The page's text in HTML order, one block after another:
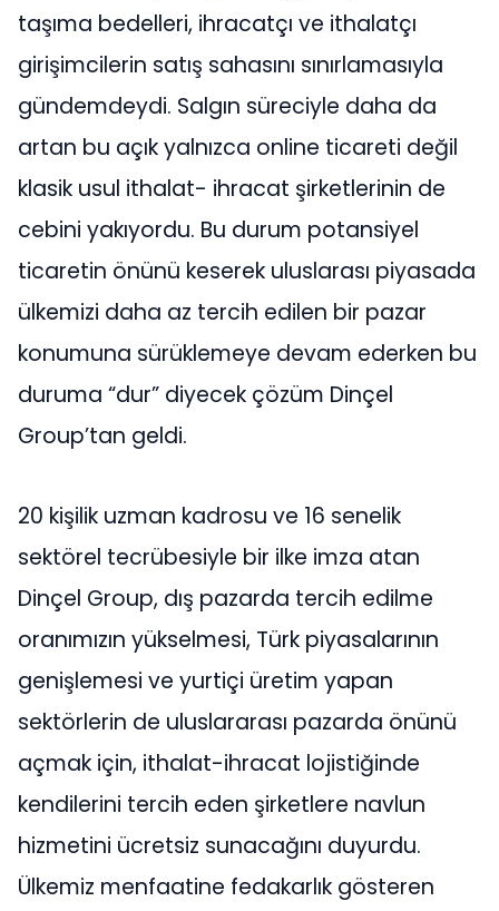
taşıma bedelleri, ihracatçı ve ithalatçı
girişimcilerin satış sahasını sınırlamasıyla
gündemdeydi. Salgın süreciyle daha da
artan bu açık yalnızca online ticareti değil
klasik usul ithalat- ihracat şirketlerinin de
cebini yakıyordu. Bu durum potansiyel
ticaretin önünü keserek uluslarası piyasada
ülkemizi daha az tercih edilen bir pazar
konumuna sürüklemeye devam ederken bu
duruma “dur” diyecek çözüm Dinçel
Group’tan geldi.
20 kişilik uzman kadrosu ve 16 senelik
sektörel tecrübesiyle bir ilke imza atan
Dinçel Group, dış pazarda tercih edilme
oranımızın yükselmesi, Türk piyasalarının
genişlemesi ve yurtiçi üretim yapan
sektörlerin de uluslararası pazarda önünü
açmak için, ithalat-ihracat lojistiğinde
kendilerini tercih eden şirketlere navlun
hizmetini ücretsiz sunacağını duyurdu.
Ülkemiz menfaatine fedakarlık gösteren